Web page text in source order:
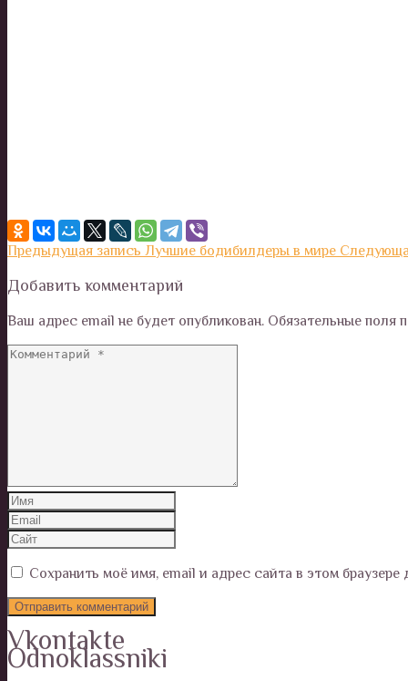
Предыдущая запись Лучшие бодибилдеры в мире
Добавить комментарий
Ваш адрес email не будет опубликован. Обязательные поля
Сохранить моё имя, email и адрес сайта в этом
Vkontakte
Odnoklassniki